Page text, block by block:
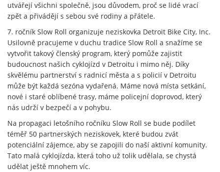
utvářejí všichni společně, jsou důvodem, proč se lidé vrací
zpět a přivádějí s sebou své rodiny a přátele.
7. ročník Slow Roll organizuje neziskovka Detroit Bike City, Inc.
Usilovně pracujeme v duchu tradice Slow Roll a snažíme se
vytvořit takový členský program, který pomůže zajistit
budoucnost našich cyklojízd v Detroitu i mimo něj. Díky
skvělému partnerství s radnicí města a s policií v Detroitu
může být každá sezóna vydařená. Máme nová místa setkání,
nové i staré oblíbené trasy, máme policejní doprovod, který
nás udrží v bezpečí a v pohybu.
Na propagaci letošního ročníku Slow Roll se bude podílet
téměř 50 partnerských neziskovek, které budou zvát
potenciální zájemce, aby se zapojili do naší aktivní komunity.
Tato malá cyklojízda, která toho už tolik udělala, se chystá
udělat ještě mnohem víc.